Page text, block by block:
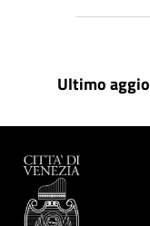
Ultimo